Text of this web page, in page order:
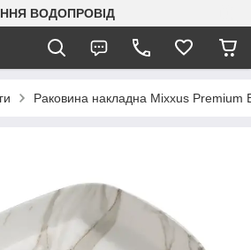
ВОДОПРОВІД
Раковина накладна Mixxus